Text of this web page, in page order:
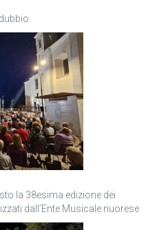
la 38esima edizione dei
dall’Ente Musicale nuorese